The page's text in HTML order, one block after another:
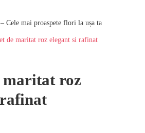
Cele mai proaspete flori la ușa ta
de maritat roz elegant si rafinat
maritat roz